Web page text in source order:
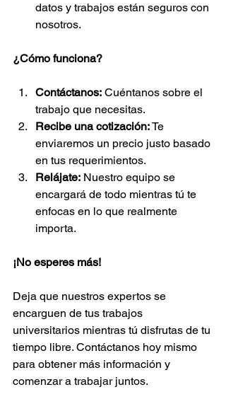
datos y trabajos están seguros con
nosotros.
¿Cómo funciona?
Contáctanos: Cuéntanos sobre el
trabajo que necesitas.
Recibe una cotización: Te
enviaremos un precio justo basado
en tus requerimientos.
Relájate: Nuestro equipo se
encargará de todo mientras tú te
enfocas en lo que realmente
importa.
¡No esperes más!
Deja que nuestros expertos se
encarguen de tus trabajos
universitarios mientras tú disfrutas de tu
tiempo libre. Contáctanos hoy mismo
para obtener más información y
comenzar a trabajar juntos.